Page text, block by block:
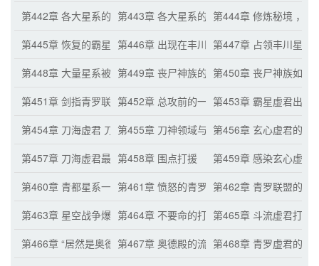
第442章 各大星系的空间通道建立成功第443章 各大星系的乾坤盘成功布置
第444章 修炼秘境 ，
第445章 恢复的霸星虚君 出征之前第446章 出现在丰川星系的丧尸一族
第447章 占领丰川星系
第448章 大量星系被占占领第449章 丧尸神族的丧尸军团第450章 丧尸神族如今
第451章 剑指青罗联盟第452章 总攻前的一切准备第453章 霸星虚君出手
第454章 刀海虚君 刀神领域第455章 刀神领域与霸星虚君的战斗
第456章 玄心虚君的激
第457章 刀海虚君最后的底牌第458章 围点打援
第459章 感染玄心虚君
第460章 青都星系一级警备第461章 愤怒的青罗虚君第462章 青罗联盟的底
第463章 星空战争爆发第464章 不要命的打法 青罗战军的畏惧
第465章 斗流虚君打破
第466章 “居然是奥德殿！”第467章 奥德殿的流言 霸星虚君的出手
第468章 青罗虚君的害